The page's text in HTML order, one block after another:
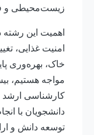
زیست‌محیطی و
اهمیت این رشته
امنیت غذایی،
خاک، بهره‌وری
مواجه هستیم،
کارشناسی ارشد
دانشجویان با
توسعه دانش و